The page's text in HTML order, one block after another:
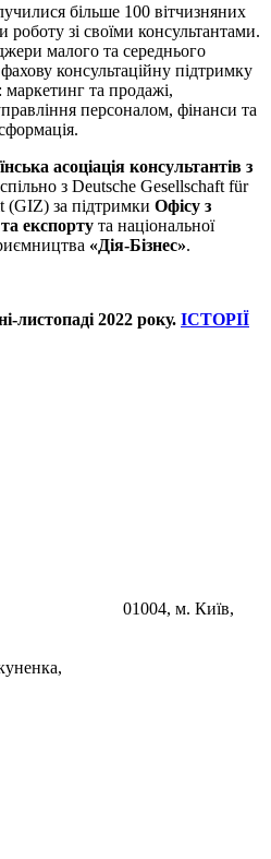
більше 100 вітчизняних
роботу зі своїми консультантами.
малого та середнього
консультаційну підтримку
та продажі,
персоналом, фінанси та
асоціація консультантів з
спільно з Deutsche Gesellschaft für
(GIZ) за підтримки Офісу з
експорту та національної
«Дія-Бізнес».
листопаді 2022 року. ІСТОРІЇ
01004, м. Київ,